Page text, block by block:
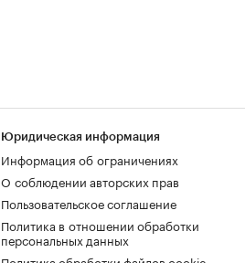
Юридическая информация
Информация об ограничениях
О соблюдении авторских прав
Пользовательское соглашение
Политика в отношении обработки
персональных данных